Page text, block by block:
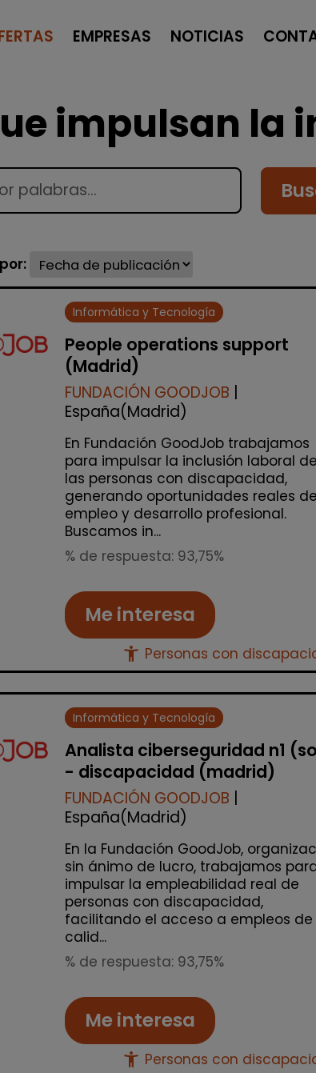
EMPRESAS NOTICIAS
impulsan la
Informática y Tecnología
People operations support
(Madrid)
FUNDACIÓN GOODJOB |
España(Madrid)
En Fundación GoodJob trabajamos
para impulsar la inclusión laboral de
las personas con discapacidad,
generando oportunidades reales de
empleo y desarrollo profesional.
Buscamos in...
% de respuesta: 93,75%
Me interesa
accessibility_new Personas con
Informática y Tecnología
Analista ciberseguridad n1
- discapacidad (madrid)
FUNDACIÓN GOODJOB |
España(Madrid)
En la Fundación GoodJob,
sin ánimo de lucro, trabajamos
impulsar la empleabilidad real de
personas con discapacidad,
facilitando el acceso a empleos de
calid...
% de respuesta: 93,75%
Me interesa
accessibility_new Personas con